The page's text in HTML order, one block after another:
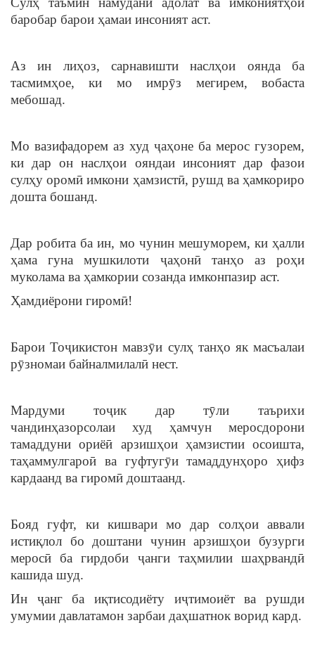
баробар барои ҳамаи инсоният аст.
Аз ин лиҳоз, сарнавишти наслҳои оянда ба
тасмимҳое, ки мо имрӯз мегирем, вобаста
мебошад.
Мо вазифадорем аз худ ҷаҳоне ба мерос гузорем,
ки дар он наслҳои ояндаи инсоният дар фазои
сулҳу оромӣ имкони ҳамзистӣ, рушд ва ҳамкориро
дошта бошанд.
Дар робита ба ин, мо чунин мешуморем, ки ҳалли
ҳама гуна мушкилоти ҷаҳонӣ танҳо аз роҳи
муколама ва ҳамкории созанда имконпазир аст.
Ҳамдиёрони гиромӣ!
Барои Тоҷикистон мавзӯи сулҳ танҳо як масъалаи
рӯзномаи байналмилалӣ нест.
Мардуми тоҷик дар тӯли таърихи
чандинҳазорсолаи худ ҳамчун меросдорони
тамаддуни ориёӣ арзишҳои ҳамзистии осоишта,
таҳаммулгароӣ ва гуфтугӯи тамаддунҳоро ҳифз
кардаанд ва гиромӣ доштаанд.
Бояд гуфт, ки кишвари мо дар солҳои аввали
истиқлол бо доштани чунин арзишҳои бузурги
меросӣ ба гирдоби ҷанги таҳмилии шаҳрвандӣ
кашида шуд.
Ин ҷанг ба иқтисодиёту иҷтимоиёт ва рушди
умумии давлатамон зарбаи даҳшатнок ворид кард.